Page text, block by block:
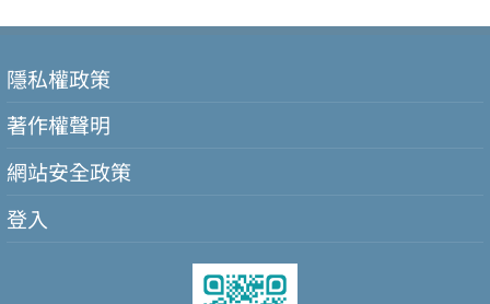
隱私權政策
著作權聲明
網站安全政策
登入